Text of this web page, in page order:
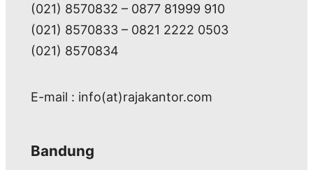
(021) 8570832 – 0877 81999 910
(021) 8570833 – 0821 2222 0503
(021) 8570834
E-mail : info(at)rajakantor.com
Bandung